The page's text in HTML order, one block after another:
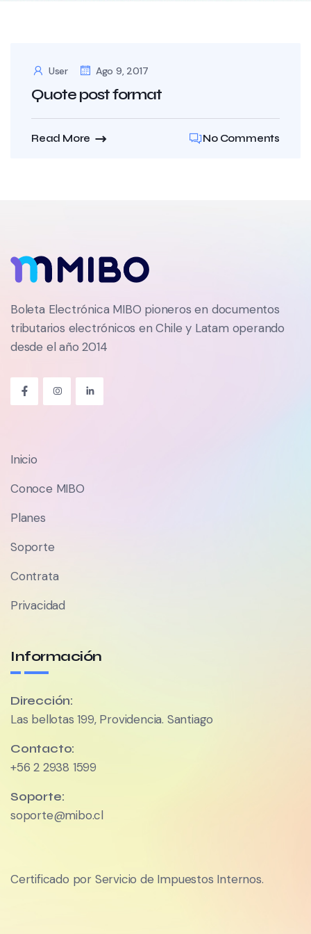
User Ago 9, 2017
Quote post format
Read More No Comments
Boleta Electrónica MIBO pioneros en documentos
tributarios electrónicos en Chile y Latam operando
desde el año 2014
Inicio
Conoce MIBO
Planes
Soporte
Contrata
Privacidad
Información
Dirección:
Las bellotas 199, Providencia. Santiago
Contacto:
+56 2 2938 1599
Soporte:
soporte@mibo.cl
Certificado por Servicio de Impuestos Internos.